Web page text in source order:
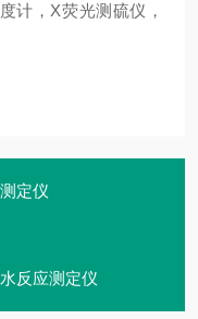
计，X荧光测硫仪，
定仪
反应测定仪